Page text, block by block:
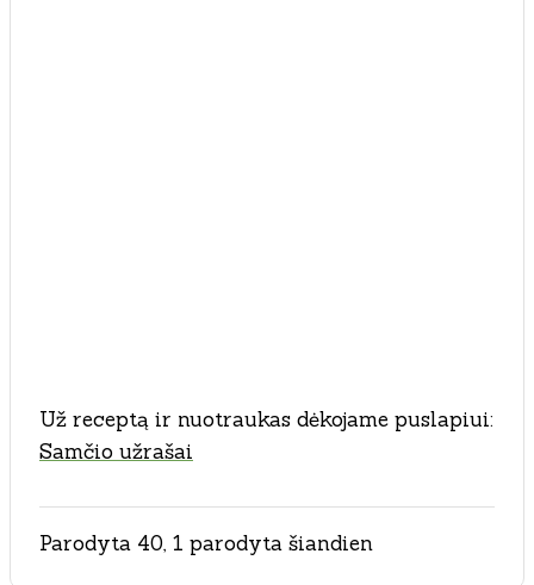
Už receptą ir nuotraukas dėkojame puslapiui:
Samčio užrašai
Parodyta 40, 1 parodyta šiandien